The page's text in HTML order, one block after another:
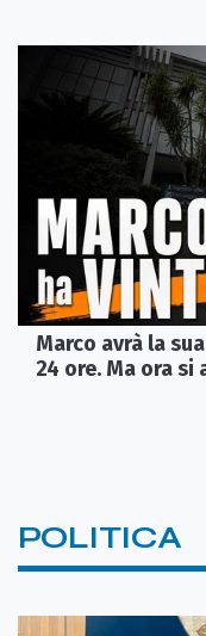
Marco avrà la
24 ore. Ma ora
POLITICA